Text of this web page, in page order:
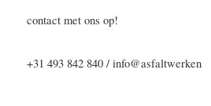
contact met ons op!
+31 493 842 840 / info@asfaltwerken